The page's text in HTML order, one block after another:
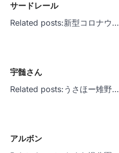
ー
シ
サードレール
Related posts:新型コロナウ…
宇髄さん
Related posts:うさほー雉野…
アルボン